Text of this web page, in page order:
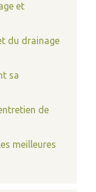
et
du drainage
sa
de
meilleures